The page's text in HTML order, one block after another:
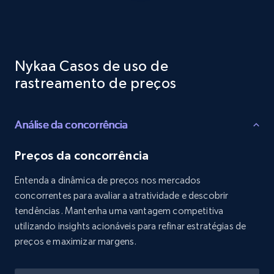
URL, Product id, Listing inventory id, Title, Rating,
price, and more.
1.9K+ 322+ Comece agora
Amazon products search
Nykaa Casos de uso de
rastreamento de preços
Análise da concorrência
Preços da concorrência
Entenda a dinâmica de preços nos mercados
concorrentes para avaliar a atratividade e descobrir
tendências. Mantenha uma vantagem competitiva
utilizando insights acionáveis para refinar estratégias de
preços e maximizar margens.